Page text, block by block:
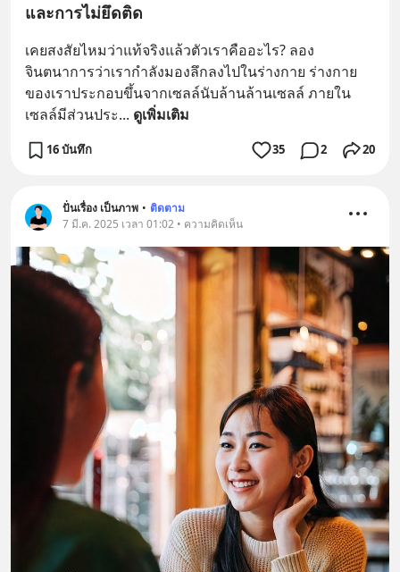
และการไม่ยึดติด
เคยสงสัยไหมว่าแท้จริงแล้วตัวเราคืออะไร? ลอง
จินตนาการว่าเรากำลังมองลึกลงไปในร่างกาย ร่างกาย
ของเราประกอบขึ้นจากเซลล์นับล้านล้านเซลล์ ภายใน
เซลล์มีส่วนประ... ดูเพิ่มเติม
16 บันทึก 35 2 20
ปั่นเรื่อง เป็นภาพ • ติดตาม
7 มี.ค. 2025 เวลา 01:02 • ความคิดเห็น